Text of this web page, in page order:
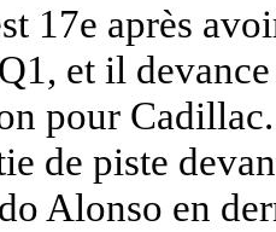
17e après
et il
pour
de piste
Alonso en